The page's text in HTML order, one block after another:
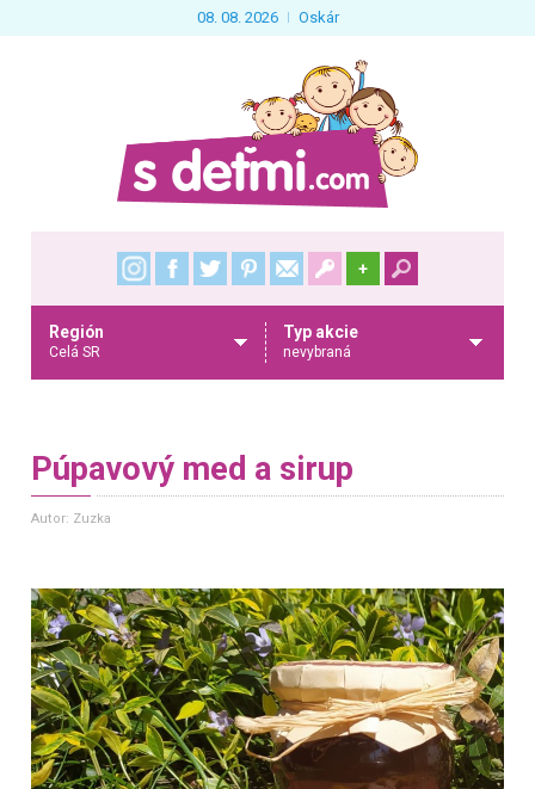
08. 08. 2026 Oskár
+
Región
Celá SR
Typ akcie
nevybraná
Púpavový med a sirup
Autor: Zuzka